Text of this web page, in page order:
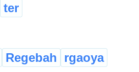
ter
Regebah rgaoya